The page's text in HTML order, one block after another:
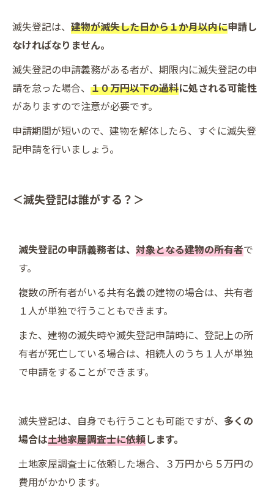
滅失登記は、 建物が滅失した日から１か月以内に申請し
なければなりません。
滅失登記の申請義務がある者が、期限内に滅失登記の申
請を怠った場合、 １０万円以下の過料に処される可能性
がありますので注意が必要です。
申請期間が短いので、建物を解体したら、すぐに滅失登
記申請を行いましょう。
＜滅失登記は誰がする？＞
滅失登記の申請義務者は、 対象となる建物の所有者で
す。
複数の所有者がいる共有名義の建物の場合は、共有者
１人が単独で行うこともできます。
また、建物の滅失時や滅失登記申請時に、登記上の所
有者が死亡している場合は、相続人のうち１人が単独
で申請をすることができます。
滅失登記は、自身でも行うことも可能ですが、 多くの
場合は土地家屋調査士に依頼します。
土地家屋調査士に依頼した場合、３万円から５万円の
費用がかかります。